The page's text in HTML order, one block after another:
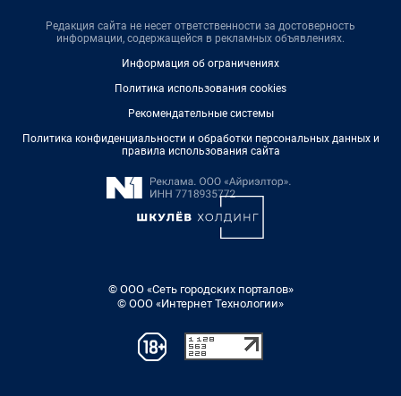
Редакция сайта не несет ответственности за достоверность
информации, содержащейся в рекламных объявлениях.
Информация об ограничениях
Политика использования cookies
Рекомендательные системы
Политика конфиденциальности и обработки персональных данных и
правила использования сайта
© ООО «Сеть городских порталов»
© ООО «Интернет Технологии»